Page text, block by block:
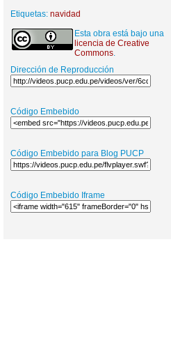
Etiquetas: navidad
Esta obra está bajo una
licencia de Creative
Commons.
Dirección de Reproducción
Código Embebido
Código Embebido para Blog PUCP
Código Embebido Iframe